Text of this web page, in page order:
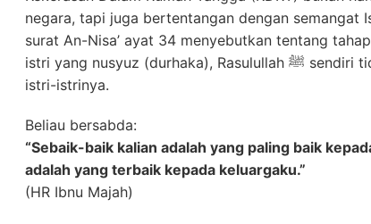
negara, tapi juga bertentangan dengan semangat
surat An-Nisa’ ayat 34 menyebutkan tentang
istri yang nusyuz (durhaka), Rasulullah ﷺ sendiri tidak pernah memukul
istri-istrinya.
Beliau bersabda:
“Sebaik-baik kalian adalah yang paling baik
adalah yang terbaik kepada keluargaku.”
(HR Ibnu Majah)